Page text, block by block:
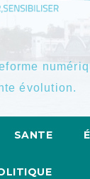
évolution.
SANTE